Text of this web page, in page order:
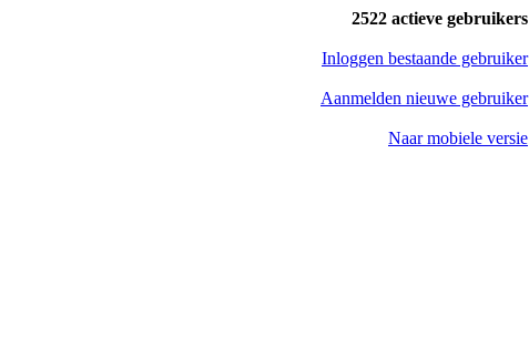
2522 actieve gebruikers
Inloggen bestaande gebruiker
Aanmelden nieuwe gebruiker
Naar mobiele versie